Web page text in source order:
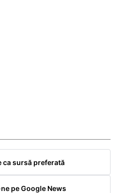
ca sursă preferată
pe Google News